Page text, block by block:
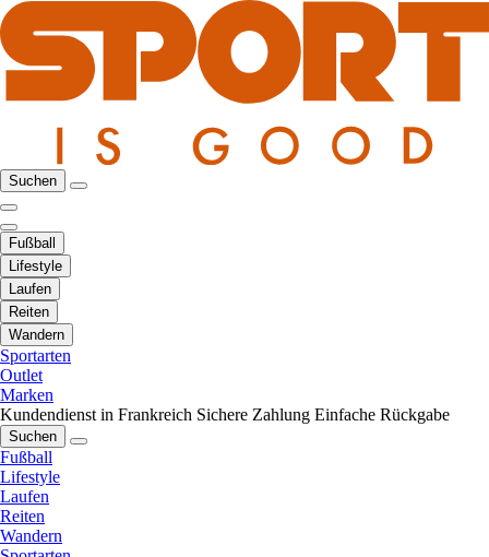
Suchen
Fußball
Lifestyle
Laufen
Reiten
Wandern
Sportarten
Outlet
Marken
Kundendienst in Frankreich Sichere Zahlung Einfache Rückgabe
Suchen
Fußball
Lifestyle
Laufen
Reiten
Wandern